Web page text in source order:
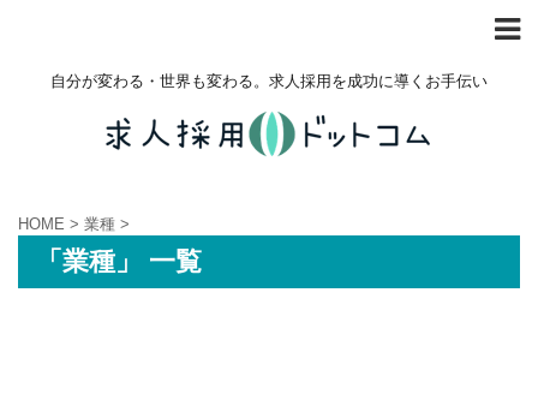
自分が変わる・世界も変わる。求人採用を成功に導くお手伝い
HOME > 業種 >
「業種」 一覧